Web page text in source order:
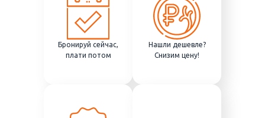
Бронируй сейчас,
плати потом
Нашли дешевле?
Снизим цену!